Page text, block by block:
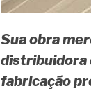
Sua obra
distribuidora
fabricação